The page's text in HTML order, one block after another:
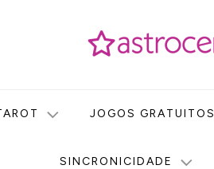
JOGOS GRATUITOS
SINCRONICIDADE